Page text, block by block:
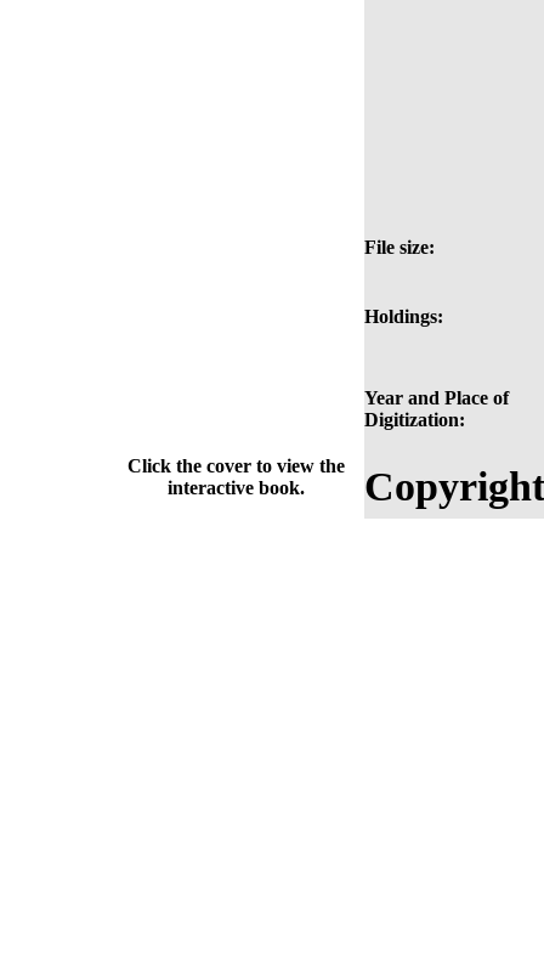
File size:
Holdings:
Year and Place of
Digitization:
Click the cover to view the
interactive book.